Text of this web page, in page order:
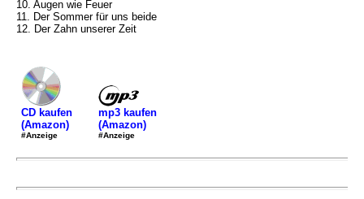
10. Augen wie Feuer
11. Der Sommer für uns beide
12. Der Zahn unserer Zeit
CD kaufen
(Amazon)
#Anzeige
mp3 kaufen
(Amazon)
#Anzeige